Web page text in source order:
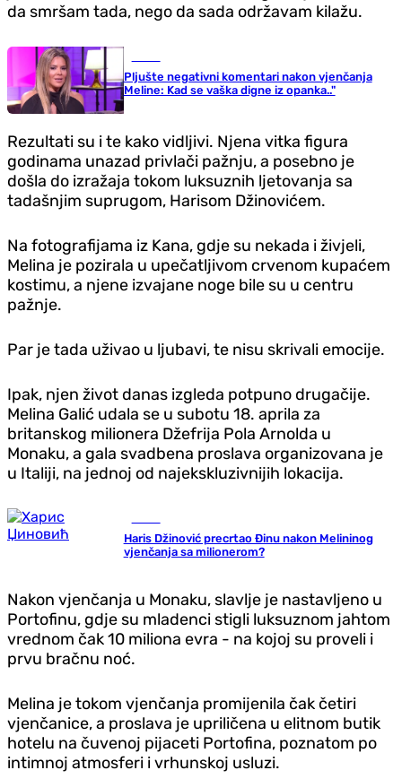
da smršam tada, nego da sada održavam kilažu.
Pljušte negativni komentari nakon vjenčanja
Meline: Kad se vaška digne iz opanka.."
Rezultati su i te kako vidljivi. Njena vitka figura
godinama unazad privlači pažnju, a posebno je
došla do izražaja tokom luksuznih ljetovanja sa
tadašnjim suprugom, Harisom Džinovićem.
Na fotografijama iz Kana, gdje su nekada i živjeli,
Melina je pozirala u upečatljivom crvenom kupaćem
kostimu, a njene izvajane noge bile su u centru
pažnje.
Par je tada uživao u ljubavi, te nisu skrivali emocije.
Ipak, njen život danas izgleda potpuno drugačije.
Melina Galić udala se u subotu 18. aprila za
britanskog milionera Džefrija Pola Arnolda u
Monaku, a gala svadbena proslava organizovana je
u Italiji, na jednoj od najekskluzivnijih lokacija.
Haris Džinović precrtao Đinu nakon Melininog
vjenčanja sa milionerom?
Nakon vjenčanja u Monaku, slavlje je nastavljeno u
Portofinu, gdje su mladenci stigli luksuznom jahtom
vrednom čak 10 miliona evra - na kojoj su proveli i
prvu bračnu noć.
Melina je tokom vjenčanja promijenila čak četiri
vjenčanice, a proslava je upriličena u elitnom butik
hotelu na čuvenoj pijaceti Portofina, poznatom po
intimnoj atmosferi i vrhunskoj usluzi.